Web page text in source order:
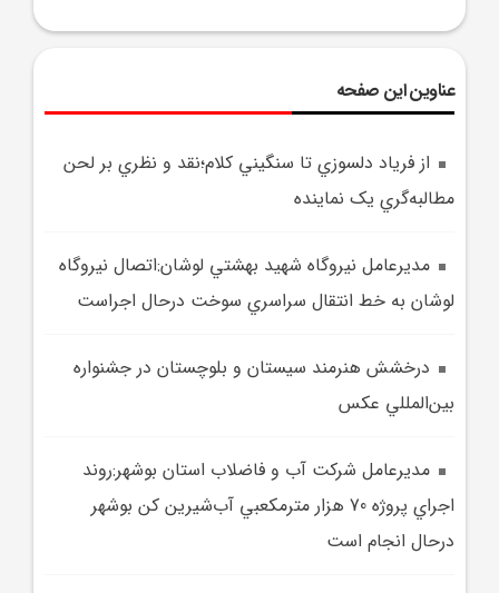
عناوین این صفحه
از فرياد دلسوزي تا سنگيني کلام؛نقد و نظري بر لحن
مطالبه‌گري يک نماينده
مديرعامل نيروگاه شهيد بهشتي لوشان:اتصال نيروگاه
لوشان به خط انتقال سراسري سوخت درحال اجراست
درخشش هنرمند سيستان و بلوچستان در جشنواره
بين‌المللي عکس
مديرعامل شرکت آب و فاضلاب استان بوشهر:روند
اجراي پروژه 70 هزار مترمکعبي آب‌شيرين‌ کن بوشهر
درحال انجام است